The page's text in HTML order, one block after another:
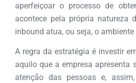
aperfeiçoar o processo de
acontece pela própria natureza
inbound atua, ou seja, o ambiente
A regra da estratégia é investir
aquilo que a empresa apresenta
atenção das pessoas e,